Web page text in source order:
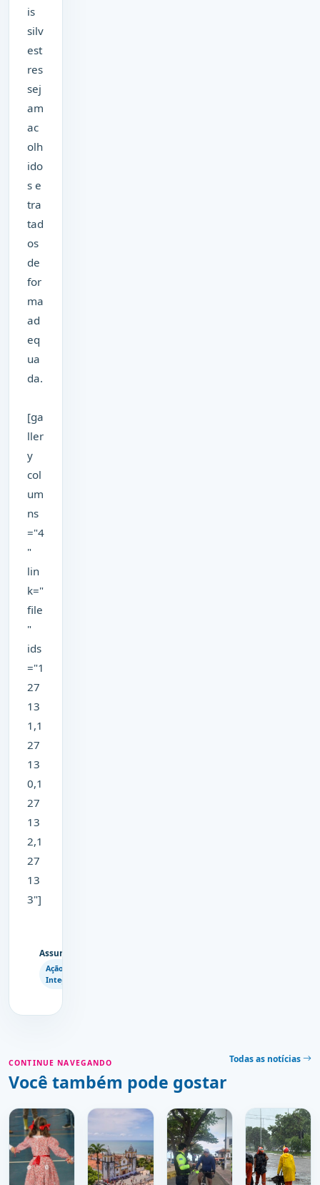
is
silv
est
res
sej
am
ac
olh
ido
s e
tra
tad
os
de
for
ma
ad
eq
ua
da.
[ga
ller
y
col
um
ns
="4
"
lin
k="
file
"
ids
="1
27
13
1,1
27
13
0,1
27
13
2,1
27
13
3"]
Assuntos
Ação
Integrada
CONTINUE NAVEGANDO
Você também pode gostar
Todas as notícias